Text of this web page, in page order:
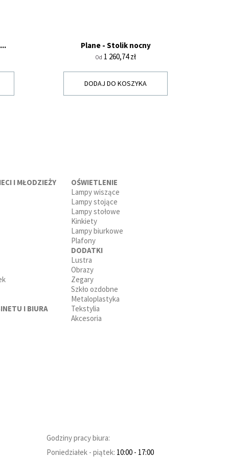
Plane - Stolik nocny
Od Cena
1 260,74 zł
DODAJ DO KOSZYKA
I MŁODZIEŻY
I BIURA
OŚWIETLENIE
Lampy wiszące
Lampy stojące
Lampy stołowe
Kinkiety
Lampy biurkowe
Plafony
DODATKI
Lustra
Obrazy
Zegary
Szkło ozdobne
Metaloplastyka
Tekstylia
Akcesoria
Godziny pracy biura:
Poniedziałek - piątek: 10:00 - 17:00